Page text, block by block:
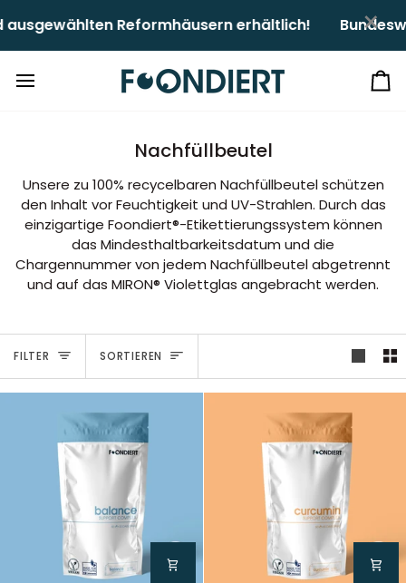
zum
Inhalt
Reformhäusern erhältlich!ㅤㅤ
Nachfüllbeutel
Unsere zu 100% recycelbaren Nachfüllbeutel schützen
den Inhalt vor Feuchtigkeit und UV-Strahlen. Durch das
einzigartige Foondiert®-Etikettierungssystem können
das Mindesthaltbarkeitsdatum und die
Chargennummer von jedem Nachfüllbeutel abgetrennt
und auf das MIRON® Violettglas angebracht werden.
FILTER Sortieren
SORTIEREN
×